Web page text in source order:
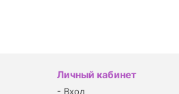
Личный кабинет
- Вход